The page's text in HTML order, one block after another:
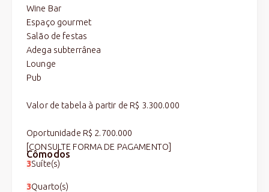
Wine Bar
Espaço gourmet
Salão de festas
Adega subterrânea
Lounge
Pub
Valor de tabela à partir de R$ 3.300.000
Oportunidade R$ 2.700.000
[CONSULTE FORMA DE PAGAMENTO]
Cômodos
3Suíte(s)
3Quarto(s)